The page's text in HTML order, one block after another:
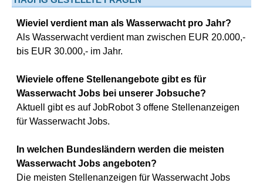
Wieviel verdient man als Wasserwacht pro Jahr?
Als Wasserwacht verdient man zwischen EUR 20.000,-
bis EUR 30.000,- im Jahr.
Wieviele offene Stellenangebote gibt es für
Wasserwacht Jobs bei unserer Jobsuche?
Aktuell gibt es auf JobRobot 3 offene Stellenanzeigen
für Wasserwacht Jobs.
In welchen Bundesländern werden die meisten
Wasserwacht Jobs angeboten?
Die meisten Stellenanzeigen für Wasserwacht Jobs